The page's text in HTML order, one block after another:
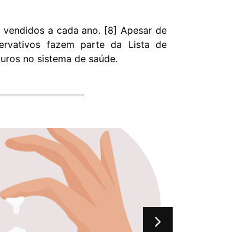
a cada ano. [8] Apesar de
fazem parte da Lista de
no sistema de saúde.